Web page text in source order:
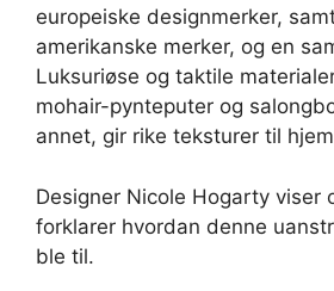
europeiske designmerker,
amerikanske merker, og en
Luksuriøse og taktile
mohair-pynteputer og
annet, gir rike teksturer til
Designer Nicole Hogarty viser
forklarer hvordan denne
ble til.